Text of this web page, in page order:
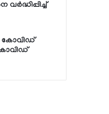
കോവിഡ്
കോവിഡ്